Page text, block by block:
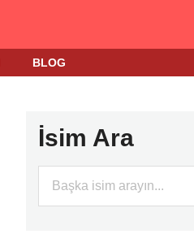
BLOG
İsim Ara